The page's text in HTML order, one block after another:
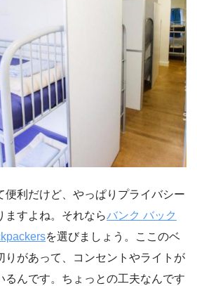
便利だけど、やっぱりプライバシー
ますよね。それならバンク バック
を選びましょう。ここのベ
りがあって、コンセントやライトが
るんです。ちょっとの工夫なんです